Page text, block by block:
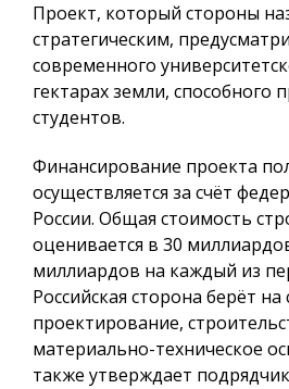
Проект, который стороны
стратегическим,
современного
гектарах земли, способного
студентов.
Финансирование проекта
осуществляется за счёт
России. Общая стоимость
оценивается в 30
миллиардов на каждый из
Российская сторона берёт на
проектирование,
материально-техническое
также утверждает